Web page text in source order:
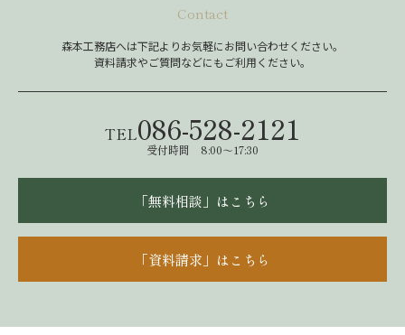
Contact
森本工務店へは下記よりお気軽にお問い合わせください。
資料請求やご質問などにもご利用ください。
TEL086-528-2121
受付時間 8:00～17:30
「無料相談」はこちら
「資料請求」はこちら